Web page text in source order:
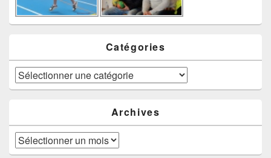
Catégories
Catégories
Archives
Archives